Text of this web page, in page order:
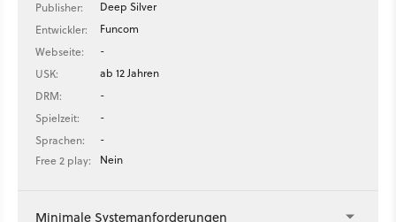
Publisher:
Deep Silver
Entwickler:
Funcom
Webseite:
-
USK:
ab 12 Jahren
DRM:
-
Spielzeit:
-
Sprachen:
-
Free 2 play:
Nein
Minimale Systemanforderungen